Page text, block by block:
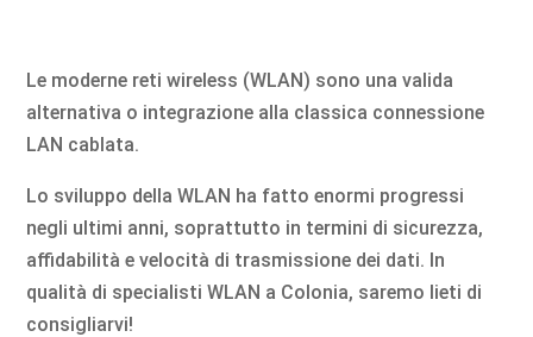
Le moderne reti wireless (WLAN) sono una valida
alternativa o integrazione alla classica connessione
LAN cablata.
Lo sviluppo della WLAN ha fatto enormi progressi
negli ultimi anni, soprattutto in termini di sicurezza,
affidabilità e velocità di trasmissione dei dati. In
qualità di specialisti WLAN a Colonia, saremo lieti di
consigliarvi!